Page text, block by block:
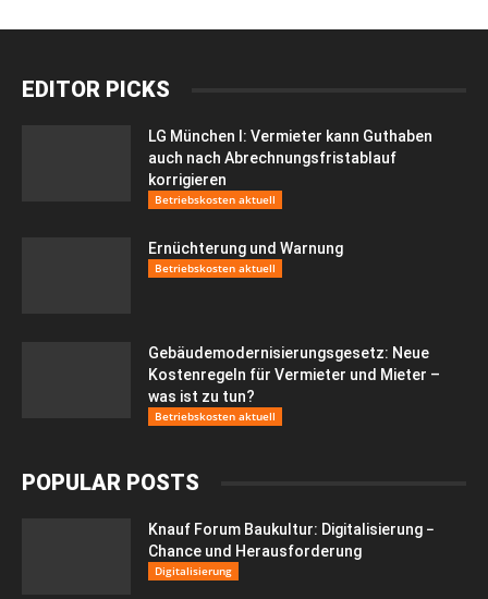
EDITOR PICKS
LG München I: Vermieter kann Guthaben
auch nach Abrechnungsfristablauf
korrigieren
Betriebskosten aktuell
Ernüchterung und Warnung
Betriebskosten aktuell
Gebäudemodernisierungsgesetz: Neue
Kostenregeln für Vermieter und Mieter –
was ist zu tun?
Betriebskosten aktuell
POPULAR POSTS
Knauf Forum Baukultur: Digitalisierung −
Chance und Herausforderung
Digitalisierung